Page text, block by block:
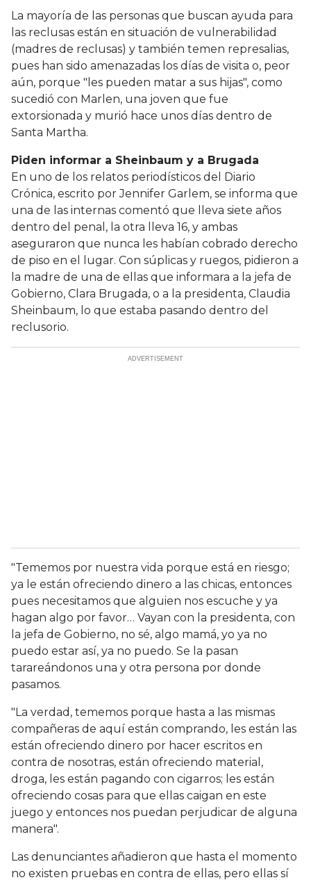
La mayoría de las personas que buscan ayuda para
las reclusas están en situación de vulnerabilidad
(madres de reclusas) y también temen represalias,
pues han sido amenazadas los días de visita o, peor
aún, porque "les pueden matar a sus hijas", como
sucedió con Marlen, una joven que fue
extorsionada y murió hace unos días dentro de
Santa Martha.
Piden informar a Sheinbaum y a Brugada
En uno de los relatos periodísticos del Diario
Crónica, escrito por Jennifer Garlem, se informa que
una de las internas comentó que lleva siete años
dentro del penal, la otra lleva 16, y ambas
aseguraron que nunca les habían cobrado derecho
de piso en el lugar. Con súplicas y ruegos, pidieron a
la madre de una de ellas que informara a la jefa de
Gobierno, Clara Brugada, o a la presidenta, Claudia
Sheinbaum, lo que estaba pasando dentro del
reclusorio.
"Tememos por nuestra vida porque está en riesgo;
ya le están ofreciendo dinero a las chicas, entonces
pues necesitamos que alguien nos escuche y ya
hagan algo por favor… Vayan con la presidenta, con
la jefa de Gobierno, no sé, algo mamá, yo ya no
puedo estar así, ya no puedo. Se la pasan
tarareándonos una y otra persona por donde
pasamos.
"La verdad, tememos porque hasta a las mismas
compañeras de aquí están comprando, les están las
están ofreciendo dinero por hacer escritos en
contra de nosotras, están ofreciendo material,
droga, les están pagando con cigarros; les están
ofreciendo cosas para que ellas caigan en este
juego y entonces nos puedan perjudicar de alguna
manera".
Las denunciantes añadieron que hasta el momento
no existen pruebas en contra de ellas, pero ellas sí